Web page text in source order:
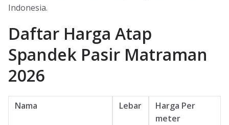
Indonesia.
Daftar Harga Atap
Spandek Pasir Matraman
2026
Nama Lebar
Harga Per
meter